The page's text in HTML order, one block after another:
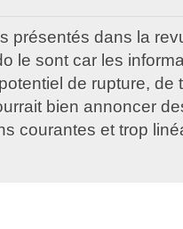
présentés dans la
le sont car les
de rupture, de
bien annoncer
courantes et trop